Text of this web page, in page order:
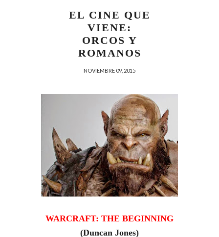
EL CINE QUE
VIENE:
ORCOS Y
ROMANOS
NOVIEMBRE 09, 2015
WARCRAFT: THE BEGINNING
(Duncan Jones)